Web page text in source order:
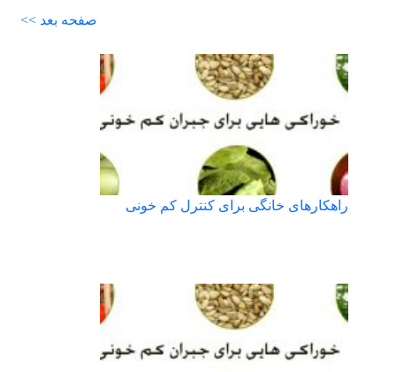
صفحه بعد >>
راهکارهای خانگی برای کنترل کم خونی